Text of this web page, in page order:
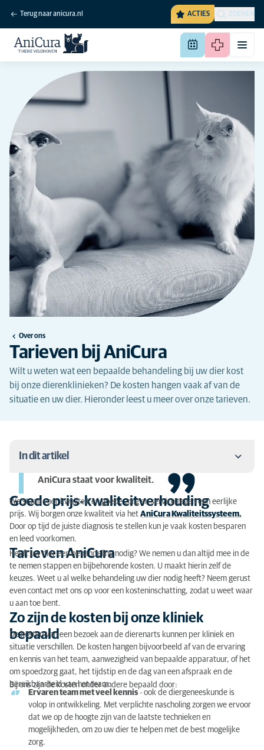
Terug naar anicura.nl ACTIES ZOEKEN
Over ons
Tarieven bij AniCura
Wilt u weten wat een bepaalde behandeling bij uw dier kost
bij onze dierenklinieken? De kosten hangen vaak af van de
situatie en uw dier. Hieronder leest u meer over onze tarieven.
In dit artikel
Tarieven AniCura
Zo zijn de kosten bij onze kliniek bepaald
Vraag over onze tarieven?
Huisdierverzekering voor onverwachte zorgkosten
AniCura staat voor kwaliteit.
Goede prijs-kwaliteitverhouding
We staan voor kwaliteit en goede zorg en service tegen een eerlijke
prijs. Wij borgen onze kwaliteit via het AniCura Kwaliteitssysteem.
Door op tijd de juiste diagnosis te stellen kun je vaak kosten besparen
en leed voorkomen.
Tarieven AniCura
Heeft uw dier een behandeling nodig? We nemen u dan altijd mee in de
te nemen stappen en bijbehorende kosten. U maakt hierin zelf de
keuzes. Weet u al welke behandeling uw dier nodig heeft? Neem gerust
even contact met ons op voor een kosteninschatting, zodat u weet waar
u aan toe bent.
Zo zijn de kosten bij onze kliniek
bepaald
De kosten van een bezoek aan de dierenarts kunnen per kliniek en
situatie verschillen. De kosten hangen bijvoorbeeld af van de ervaring
en kennis van het team, aanwezigheid van bepaalde apparatuur, of het
om spoedzorg gaat, het tijdstip en de dag van een afspraak en de
bereikbaarheid van het team.
Bij ons zijn de kosten onder andere bepaald door:
Ervaren team met veel kennis - ook de diergeneeskunde is
volop in ontwikkeling. Met verplichte nascholing zorgen we ervoor
dat we op de hoogte zijn van de laatste technieken en
mogelijkheden, om zo uw dier te helpen met de best mogelijke
zorg.